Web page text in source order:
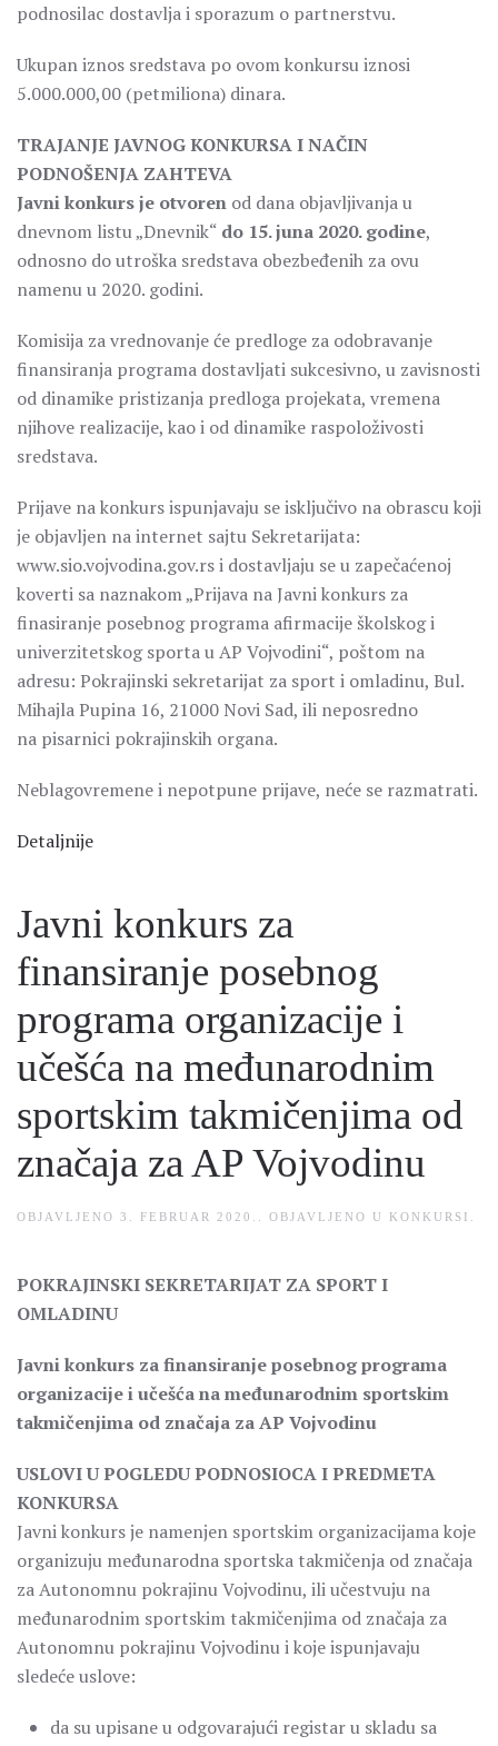
podnosilac dostavlja i sporazum o partnerstvu.
Ukupan iznos sredstava po ovom konkursu iznosi
5.000.000,00 (petmiliona) dinara.
TRAJANJE JAVNOG KONKURSA I NAČIN
PODNOŠENJA ZAHTEVA
Javni konkurs je otvoren od dana objavljivanja u
dnevnom listu „Dnevnik“ do 15. juna 2020. godine,
odnosno do utroška sredstava obezbeđenih za ovu
namenu u 2020. godini.
Komisija za vrednovanje će predloge za odobravanje
finansiranja programa dostavljati sukcesivno, u zavisnosti
od dinamike pristizanja predloga projekata, vremena
njihove realizacije, kao i od dinamike raspoloživosti
sredstava.
Prijave na konkurs ispunjavaju se isključivo na obrascu koji
je objavljen na internet sajtu Sekretarijata:
www.sio.vojvodina.gov.rs i dostavljaju se u zapečaćenoj
koverti sa naznakom „Prijava na Javni konkurs za
finasiranje posebnog programa afirmacije školskog i
univerzitetskog sporta u AP Vojvodini“, poštom na
adresu: Pokrajinski sekretarijat za sport i omladinu, Bul.
Mihajla Pupina 16, 21000 Novi Sad, ili neposredno
na pisarnici pokrajinskih organa.
Neblagovremene i nepotpune prijave, neće se razmatrati.
Detaljnije
Javni konkurs za
finansiranje posebnog
programa organizacije i
učešća na međunarodnim
sportskim takmičenjima od
značaja za AP Vojvodinu
OBJAVLJENO 3. FEBRUAR 2020. . OBJAVLJENO U KONKURSI
POKRAJINSKI SEKRETARIJAT ZA SPORT I
OMLADINU
Javni konkurs za finansiranje posebnog programa
organizacije i učešća na međunarodnim sportskim
takmičenjima od značaja za AP Vojvodinu
USLOVI U POGLEDU PODNOSIOCA I PREDMETA
KONKURSA
Javni konkurs je namenjen sportskim organizacijama koje
organizuju međunarodna sportska takmičenja od značaja
za Autonomnu pokrajinu Vojvodinu, ili učestvuju na
međunarodnim sportskim takmičenjima od značaja za
Autonomnu pokrajinu Vojvodinu i koje ispunjavaju
sledeće uslove:
da su upisane u odgovarajući registar u skladu sa